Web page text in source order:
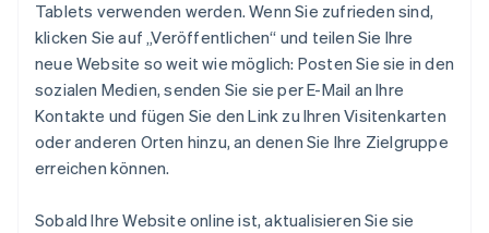
Tablets verwenden werden. Wenn Sie zufrieden sind,
klicken Sie auf „Veröffentlichen“ und teilen Sie Ihre
neue Website so weit wie möglich: Posten Sie sie in den
sozialen Medien, senden Sie sie per E-Mail an Ihre
Kontakte und fügen Sie den Link zu Ihren Visitenkarten
oder anderen Orten hinzu, an denen Sie Ihre Zielgruppe
erreichen können.
Sobald Ihre Website online ist, aktualisieren Sie sie